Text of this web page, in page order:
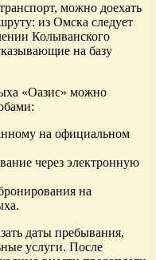
можно доехать
из Омска следует
Колыванского
на базу
«Оазис» можно
на официальном
через электронную
на
даты пребывания,
услуги. После